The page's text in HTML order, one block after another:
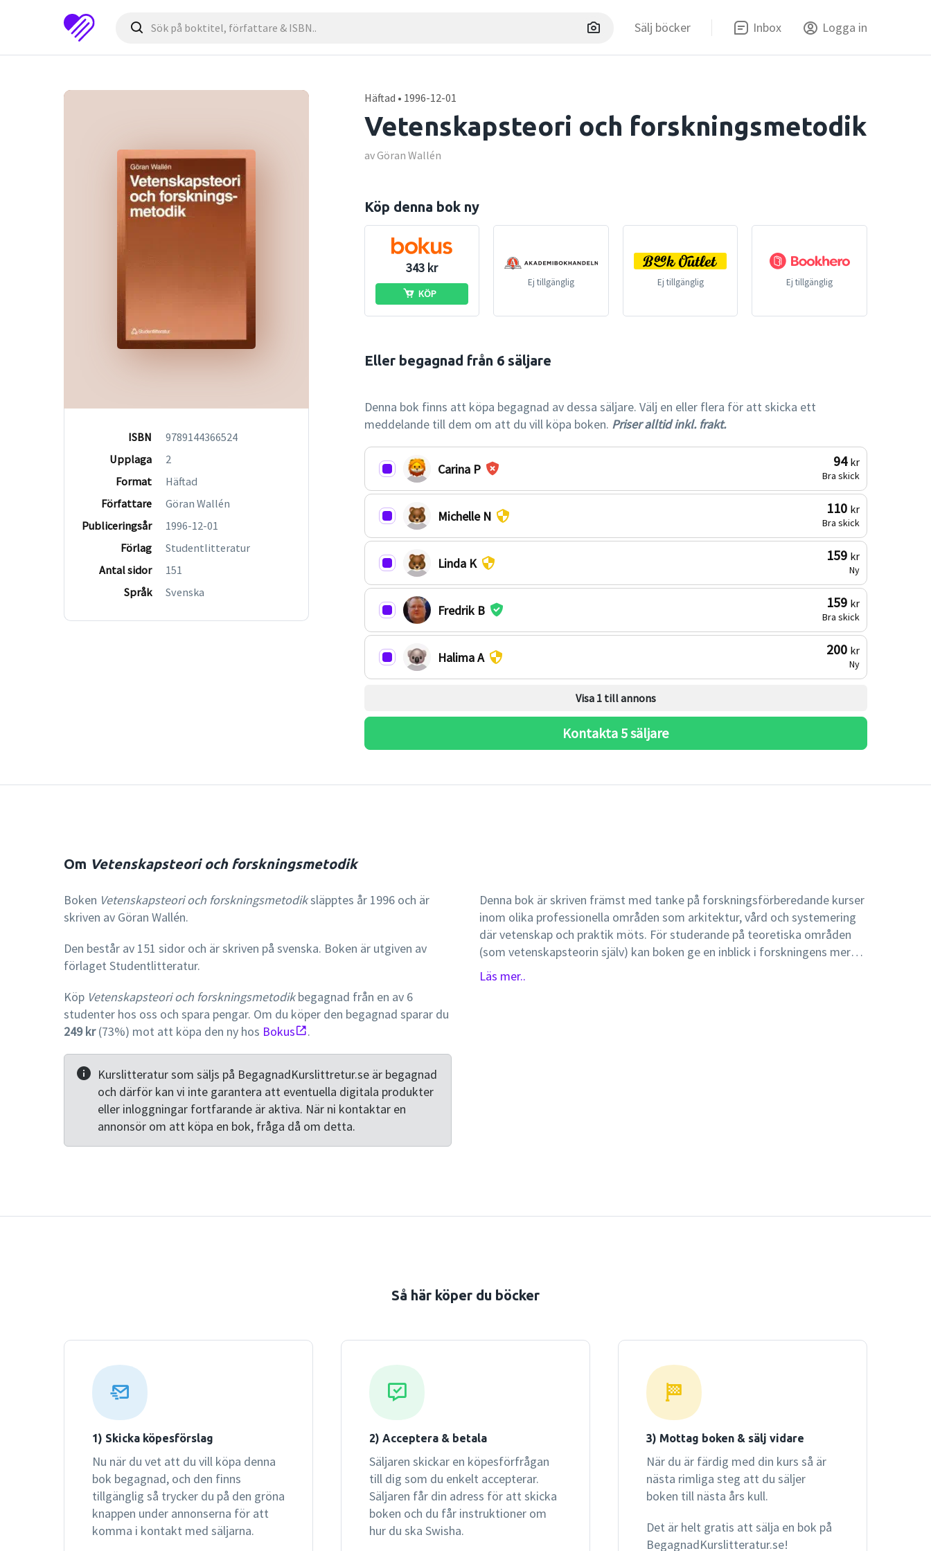
Sälj böcker Inbox Logga in
ISBN
9789144366524
Upplaga
2
Format
Häftad
Författare
Göran Wallén
Publiceringsår
1996-12-01
Förlag
Studentlitteratur
Antal sidor
151
Språk
Svenska
Häftad • 1996-12-01
Vetenskapsteori och forskningsmetodik
av Göran Wallén
Köp denna bok ny
343 kr
KÖP
Ej tillgänglig Ej tillgänglig Ej tillgänglig
Eller begagnad från 6 säljare
Denna bok finns att köpa begagnad av dessa säljare. Välj en eller flera för att skicka ett
meddelande till dem om att du vill köpa boken. Priser alltid inkl. frakt.
Carina P 94 kr
Bra skick
Michelle N 110 kr
Bra skick
Linda K 159 kr
Ny
Fredrik B 159 kr
Bra skick
Halima A 200 kr
Ny
Visa 1 till annons
Kontakta 5 säljare
Om Vetenskapsteori och forskningsmetodik
Boken Vetenskapsteori och forskningsmetodiksläpptes år 1996 och är
skriven av Göran Wallén.
Den består av 151 sidor och är skriven på svenska. Boken är utgiven av
förlaget Studentlitteratur.
Köp Vetenskapsteori och forskningsmetodikbegagnad från en av 6
studenter hos oss och spara pengar. Om du köper den begagnad sparar du
249 kr(73%) mot att köpa den ny hos Bokus .
Kurslitteratur som säljs på BegagnadKurslittretur.se är begagnad
och därför kan vi inte garantera att eventuella digitala produkter
eller inloggningar fortfarande är aktiva. När ni kontaktar en
annonsör om att köpa en bok, fråga då om detta.
Denna bok är skriven främst med tanke på forskningsförberedande kurser
inom olika professionella områden som arkitektur, vård och systemering
där vetenskap och praktik möts. För studerande på teoretiska områden
(som vetenskapsteorin själv) kan boken ge en inblick i forskningens mer
konkreta sidor. Boken inleds med kapitel om kunskapsuppfattningar och
Läs mer..
Så här köper du böcker
1) Skicka köpesförslag
Nu när du vet att du vill köpa denna
bok begagnad, och den finns
tillgänglig så trycker du på den gröna
knappen under annonserna för att
komma i kontakt med säljarna.
2) Acceptera & betala
Säljaren skickar en köpesförfrågan
till dig som du enkelt accepterar.
Säljaren får din adress för att skicka
boken och du får instruktioner om
hur du ska Swisha.
3) Mottag boken & sälj vidare
När du är färdig med din kurs så är
nästa rimliga steg att du säljer
boken till nästa års kull.
Det är helt gratis att sälja en bok på
BegagnadKurslitteratur.se!